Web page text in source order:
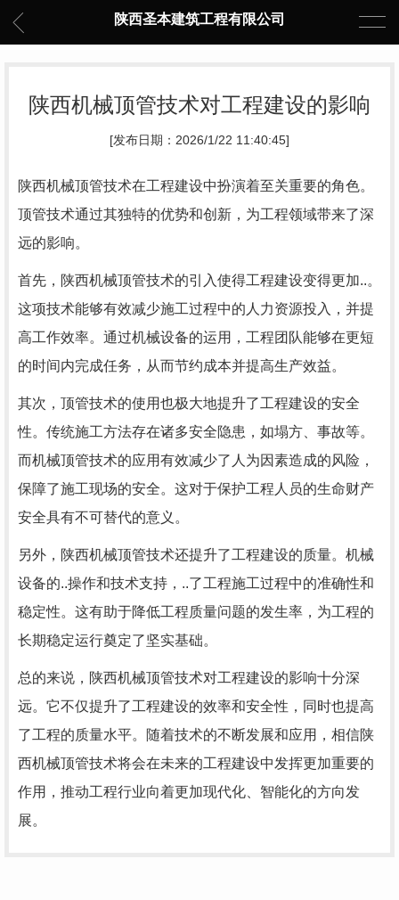
陕西圣本建筑工程有限公司
陕西机械顶管技术对工程建设的影响
[发布日期：2026/1/22 11:40:45]
陕西机械顶管技术在工程建设中扮演着至关重要的角色。
顶管技术通过其独特的优势和创新，为工程领域带来了深
远的影响。
首先，陕西机械顶管技术的引入使得工程建设变得更加..。
这项技术能够有效减少施工过程中的人力资源投入，并提
高工作效率。通过机械设备的运用，工程团队能够在更短
的时间内完成任务，从而节约成本并提高生产效益。
其次，顶管技术的使用也极大地提升了工程建设的安全
性。传统施工方法存在诸多安全隐患，如塌方、事故等。
而机械顶管技术的应用有效减少了人为因素造成的风险，
保障了施工现场的安全。这对于保护工程人员的生命财产
安全具有不可替代的意义。
另外，陕西机械顶管技术还提升了工程建设的质量。机械
设备的..操作和技术支持，..了工程施工过程中的准确性和
稳定性。这有助于降低工程质量问题的发生率，为工程的
长期稳定运行奠定了坚实基础。
总的来说，陕西机械顶管技术对工程建设的影响十分深
远。它不仅提升了工程建设的效率和安全性，同时也提高
了工程的质量水平。随着技术的不断发展和应用，相信陕
西机械顶管技术将会在未来的工程建设中发挥更加重要的
作用，推动工程行业向着更加现代化、智能化的方向发
展。